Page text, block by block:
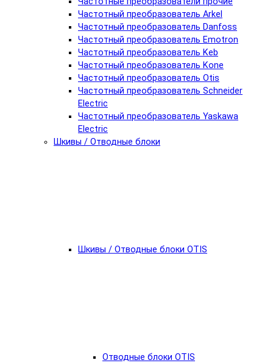
Частотный преобразователь Arkel
Частотный преобразователь Danfoss
Частотный преобразователь Emotron
Частотный преобразователь Keb
Частотный преобразователь Kone
Частотный преобразователь Otis
Частотный преобразователь Schneider
Electric
Частотный преобразователь Yaskawa
Electric
Шкивы / Отводные блоки
Шкивы / Отводные блоки OTIS
Отводные блоки OTIS